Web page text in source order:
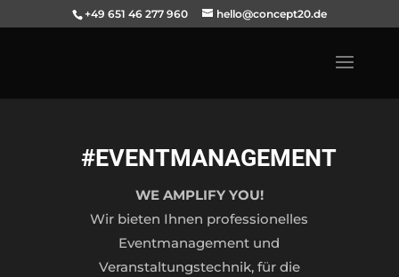
+49 651 46 277 960 hello@concept20.de
#EVENTMANAGEMENT
WE AMPLIFY YOU!
Wir bieten Ihnen professionelles
Eventmanagement und
Veranstaltungstechnik, für die